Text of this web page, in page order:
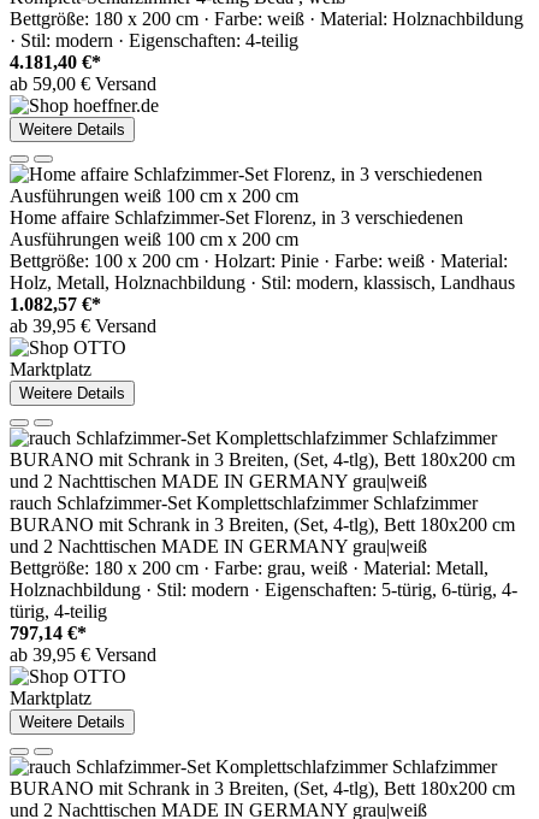
Bettgröße: 180 x 200 cm · Farbe: weiß · Material: Holznachbildung
· Stil: modern · Eigenschaften: 4-teilig
4.181,40 €*
ab 59,00 € Versand
Weitere Details
Home affaire Schlafzimmer-Set Florenz, in 3 verschiedenen
Ausführungen weiß 100 cm x 200 cm
Bettgröße: 100 x 200 cm · Holzart: Pinie · Farbe: weiß · Material:
Holz, Metall, Holznachbildung · Stil: modern, klassisch, Landhaus
1.082,57 €*
ab 39,95 € Versand
Marktplatz
Weitere Details
rauch Schlafzimmer-Set Komplettschlafzimmer Schlafzimmer
BURANO mit Schrank in 3 Breiten, (Set, 4-tlg), Bett 180x200 cm
und 2 Nachttischen MADE IN GERMANY grau|weiß
Bettgröße: 180 x 200 cm · Farbe: grau, weiß · Material: Metall,
Holznachbildung · Stil: modern · Eigenschaften: 5-türig, 6-türig, 4-
türig, 4-teilig
797,14 €*
ab 39,95 € Versand
Marktplatz
Weitere Details